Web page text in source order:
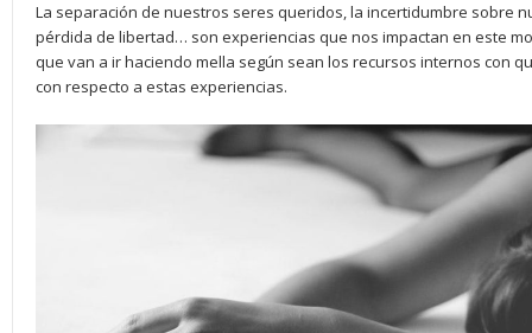
La separación de nuestros seres queridos, la incertidumbre sobre
pérdida de libertad… son experiencias que nos impactan en este
que van a ir haciendo mella según sean los recursos internos con
con respecto a estas experiencias.